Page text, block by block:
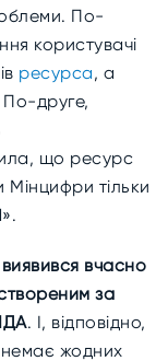
По-
користувачі
ресурса, а
друге,
що ресурс
тільки
вчасно
за
. І, відповідно,
немає жодних